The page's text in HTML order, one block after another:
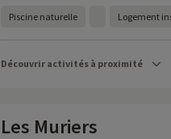
Piscine naturelle Logement
Découvrir activités à proximité
Les Muriers